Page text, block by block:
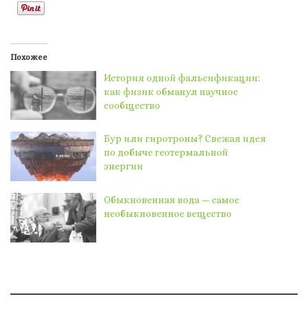
Похожее
История одной фальсификации:
как физик обманул научное
сообщество
Бур или гиротроны? Свежая идея
по добыче геотермальной
энергии
Обыкновенная вода — самое
необыкновенное вещество